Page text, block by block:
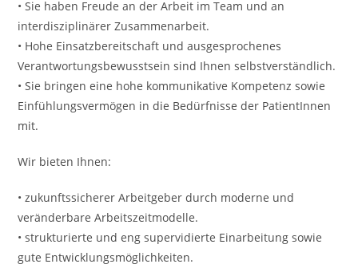
• Sie haben Freude an der Arbeit im Team und an
interdisziplinärer Zusammenarbeit.
• Hohe Einsatzbereitschaft und ausgesprochenes
Verantwortungsbewusstsein sind Ihnen selbstverständlich.
• Sie bringen eine hohe kommunikative Kompetenz sowie
Einfühlungsvermögen in die Bedürfnisse der PatientInnen
mit.
Wir bieten Ihnen:
• zukunftssicherer Arbeitgeber durch moderne und
veränderbare Arbeitszeitmodelle.
• strukturierte und eng supervidierte Einarbeitung sowie
gute Entwicklungsmöglichkeiten.